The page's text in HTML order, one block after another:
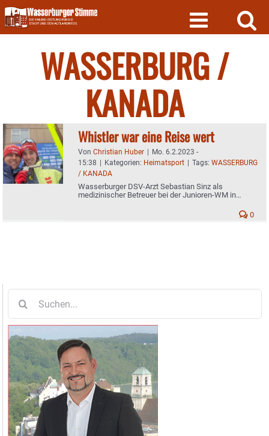
Skip
to
content
WASSERBURG /
KANADA
Whistler war eine Reise wert
Von Christian Huber | Mo. 6.2.2023 -
15:38 | Kategorien: Heimatsport | Tags: WASSERBURG
/ KANADA
Wasserburger DSV-Arzt Sebastian Sinz als
medizinischer Betreuer bei der Junioren-WM in
0
nach: